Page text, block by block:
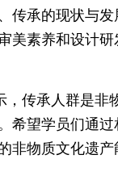
传承的现状与
美素养和设计
传承人群是非
希望学员们通
物质文化遗产